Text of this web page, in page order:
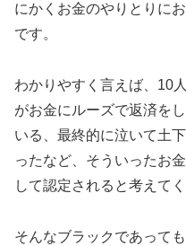
にかくお金のやりとりに
です。
わかりやすく言えば、10
がお金にルーズで返済を
いる、最終的に泣いて土
ったなど、そういったお
して認定されると考えてく
そんなブラックであって